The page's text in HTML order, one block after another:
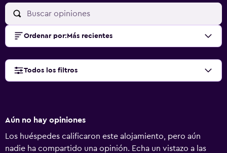
Ordenar por: Más recientes
Todos los filtros
Aún no hay opiniones
Los huéspedes calificaron este alojamiento, pero aún
nadie ha compartido una opinión. Echa un vistazo a las